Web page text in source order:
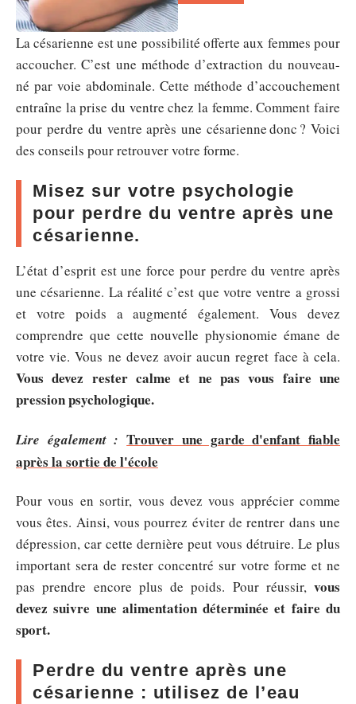
La césarienne est une possibilité offerte aux femmes pour
accoucher. C’est une méthode d’extraction du nouveau-
né par voie abdominale. Cette méthode d’accouchement
entraîne la prise du ventre chez la femme. Comment faire
pour perdre du ventre après une césarienne donc ? Voici
des conseils pour retrouver votre forme.
Misez sur votre psychologie
pour perdre du ventre après une
césarienne.
L’état d’esprit est une force pour perdre du ventre après
une césarienne. La réalité c’est que votre ventre a grossi
et votre poids a augmenté également. Vous devez
comprendre que cette nouvelle physionomie émane de
votre vie. Vous ne devez avoir aucun regret face à cela.
Vous devez rester calme et ne pas vous faire une
pression psychologique.
Lire également : Trouver une garde d'enfant fiable
après la sortie de l'école
Pour vous en sortir, vous devez vous apprécier comme
vous êtes. Ainsi, vous pourrez éviter de rentrer dans une
dépression, car cette dernière peut vous détruire. Le plus
important sera de rester concentré sur votre forme et ne
pas prendre encore plus de poids. Pour réussir, vous
devez suivre une alimentation déterminée et faire du
sport.
Perdre du ventre après une
césarienne : utilisez de l’eau